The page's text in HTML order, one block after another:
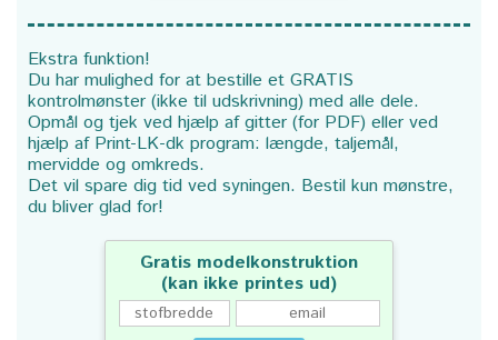
Ekstra funktion!
Du har mulighed for at bestille et GRATIS
kontrolmønster (ikke til udskrivning) med alle dele.
Opmål og tjek ved hjælp af gitter (for PDF) eller ved
hjælp af Print-LK-dk program: længde, taljemål,
mervidde og omkreds.
Det vil spare dig tid ved syningen. Bestil kun mønstre,
du bliver glad for!
Gratis modelkonstruktion
(kan ikke printes ud)